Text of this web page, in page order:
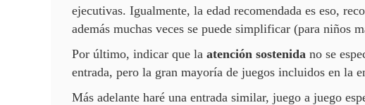
ejecutivas. Igualmente, la edad recomendada es eso,
además muchas veces se puede simplificar (para niños
Por último, indicar que la atención sostenida no se
entrada, pero la gran mayoría de juegos incluidos en la
Más adelante haré una entrada similar, juego a juego